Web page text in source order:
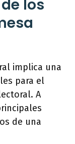
los
implica una
para el
A
de una